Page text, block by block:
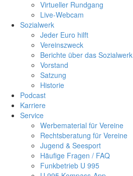
Virtueller Rundgang
Live-Webcam
Sozialwerk
Jeder Euro hilft
Vereinszweck
Berichte über das Sozialwerk
Vorstand
Satzung
Historie
Podcast
Karriere
Service
Werbematerial für Vereine
Rechtsberatung für Vereine
Jugend & Seesport
Häufige Fragen / FAQ
Funkbetrieb U 995